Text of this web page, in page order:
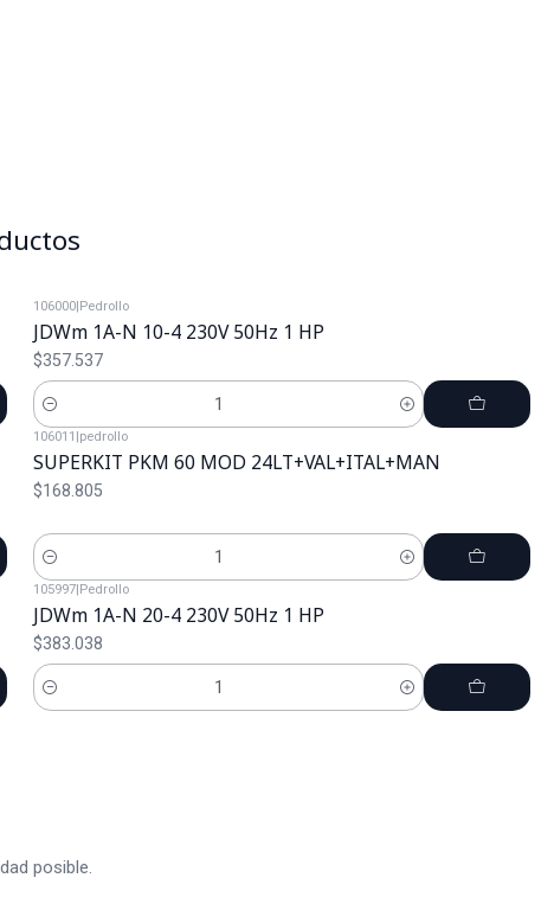
106000|Pedrollo
JDWm 1A-N 10-4 230V 50Hz 1 HP
$357.537
Cantidad
106011 |pedrollo
SUPERKIT PKM 60 MOD 24LT+VAL+ITAL+MAN
$168.805
Cantidad
105997|Pedrollo
JDWm 1A-N 20-4 230V 50Hz 1 HP
$383.038
Cantidad
posible.